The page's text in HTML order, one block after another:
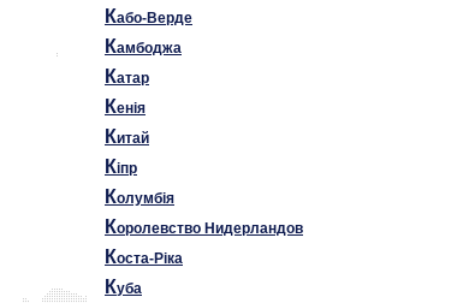
Кабо-Верде
Камбоджа
Катар
Кенія
Китай
Кіпр
Колумбія
Королевство Нидерландов
Коста-Ріка
Куба